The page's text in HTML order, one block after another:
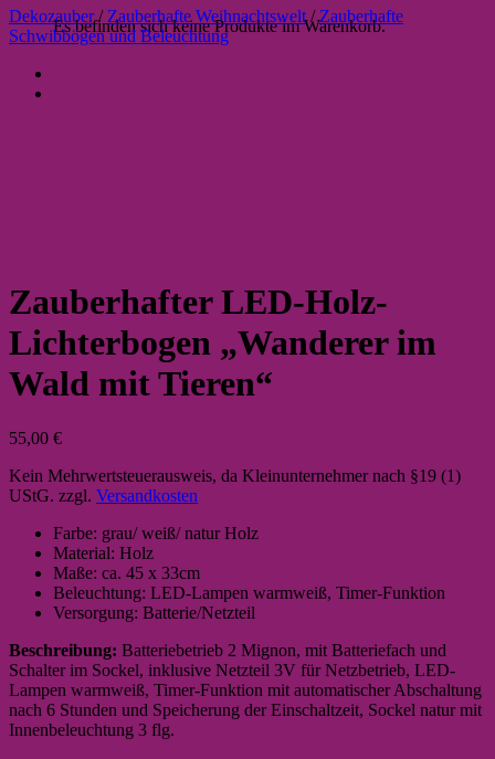
Es befinden sich keine Produkte im Warenkorb.
Dekozauber / Zauberhafte Weihnachtswelt / Zauberhafte
Schwibbögen und Beleuchtung
Zauberhafter LED-Holz-
Lichterbogen „Wanderer im
Wald mit Tieren“
55,00 €
Kein Mehrwertsteuerausweis, da Kleinunternehmer nach §19 (1)
UStG. zzgl. Versandkosten
Farbe: grau/ weiß/ natur Holz
Material: Holz
Maße: ca. 45 x 33cm
Beleuchtung: LED-Lampen warmweiß, Timer-Funktion
Versorgung: Batterie/Netzteil
Beschreibung: Batteriebetrieb 2 Mignon, mit Batteriefach und
Schalter im Sockel, inklusive Netzteil 3V für Netzbetrieb, LED-
Lampen warmweiß, Timer-Funktion mit automatischer Abschaltung
nach 6 Stunden und Speicherung der Einschaltzeit, Sockel natur mit
Innenbeleuchtung 3 flg.